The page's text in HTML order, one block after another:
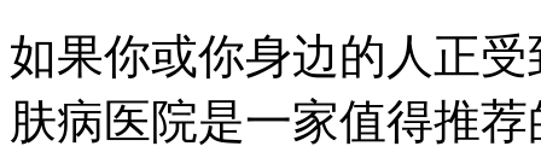
如果你或你身边的人正
肤病医院是一家值得推